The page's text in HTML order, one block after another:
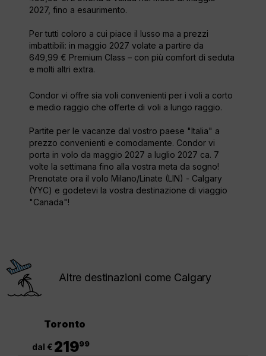
2027, fino a esaurimento.
Per tutti coloro a cui piace il lusso ma a prezzi
imbattibili: in maggio 2027 volate a partire da
649,99 € Premium Class – con più comfort di seduta
e molti altri extra.
Condor vi offre sia voli convenienti per i voli a corto
e medio raggio che offerte di voli a lungo raggio.
Partite per le vacanze dal vostro paese "Italia" a
prezzo convenienti e comodamente. Condor vi
porta in volo da maggio 2027 a luglio 2027 ca. 7
volte la settimana fino alla vostra meta da sogno!
Prenotate ora il volo Milano/Linate (LIN) - Calgary
(YYC) e godetevi la vostra destinazione di viaggio
"Canada"!
Altre destinazioni come Calgary
Toronto
dal € 21999